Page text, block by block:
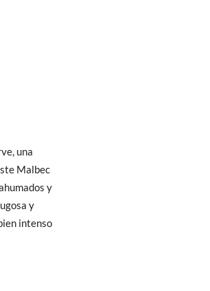
una
Malbec
y
y
intenso